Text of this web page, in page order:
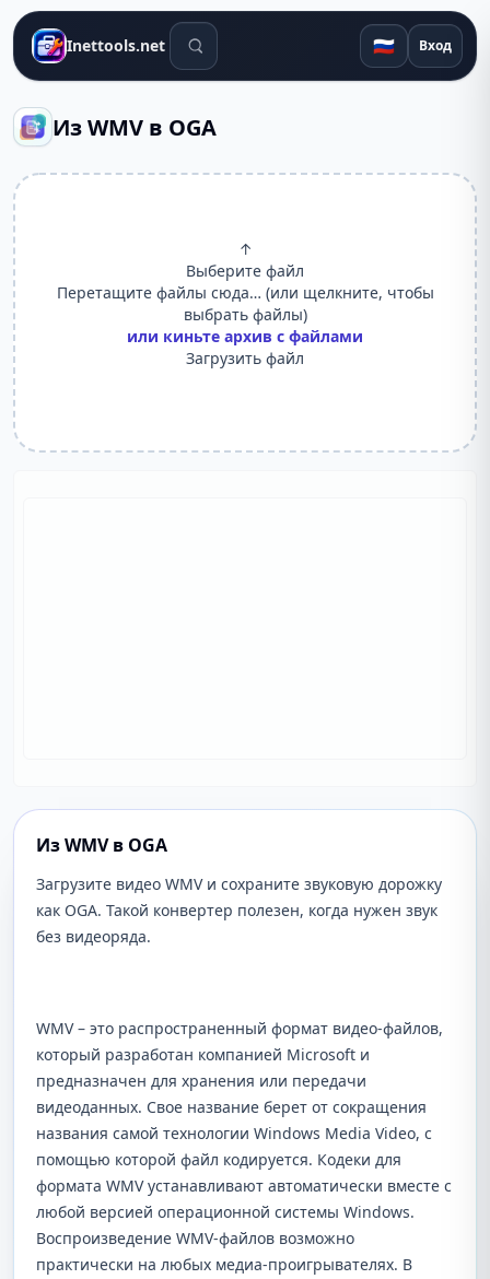
Inettools.net Поиск инструментов 🇷🇺 Вход
Из WMV в OGA
↑
Выберите файл
Перетащите файлы сюда… (или щелкните, чтобы
выбрать файлы)
или киньте архив с файлами
Загрузить файл
Из WMV в OGA
Загрузите видео WMV и сохраните звуковую дорожку
как OGA. Такой конвертер полезен, когда нужен звук
без видеоряда.
WMV – это распространенный формат видео-файлов,
который разработан компанией Microsoft и
предназначен для хранения или передачи
видеоданных. Свое название берет от сокращения
названия самой технологии Windows Media Video, с
помощью которой файл кодируется. Кодеки для
формата WMV устанавливают автоматически вместе с
любой версией операционной системы Windows.
Воспроизведение WMV-файлов возможно
практически на любых медиа-проигрывателях. В